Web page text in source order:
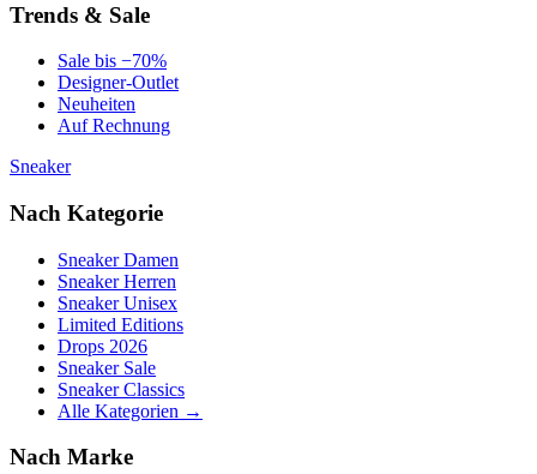
Trends & Sale
Sale bis −70%
Designer-Outlet
Neuheiten
Auf Rechnung
Sneaker
Nach Kategorie
Sneaker Damen
Sneaker Herren
Sneaker Unisex
Limited Editions
Drops 2026
Sneaker Sale
Sneaker Classics
Alle Kategorien →
Nach Marke